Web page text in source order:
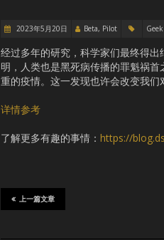
2023年5月20日 Beta, Pilot
经过多年的研究，科学家们最终得
明，人类也是黑死病传播的罪魁祸
重的疫情。这一发现也许会改变我们
详情参考
了解更多有趣的事情： https://
上一篇文章